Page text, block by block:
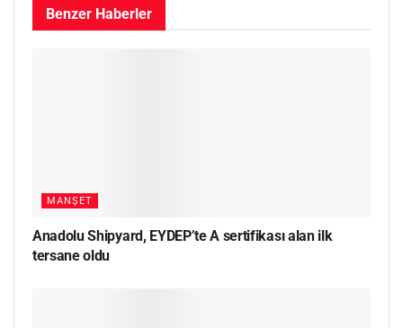
Benzer Haberler
MANŞET
Anadolu Shipyard, EYDEP’te A sertifikası alan ilk
tersane oldu